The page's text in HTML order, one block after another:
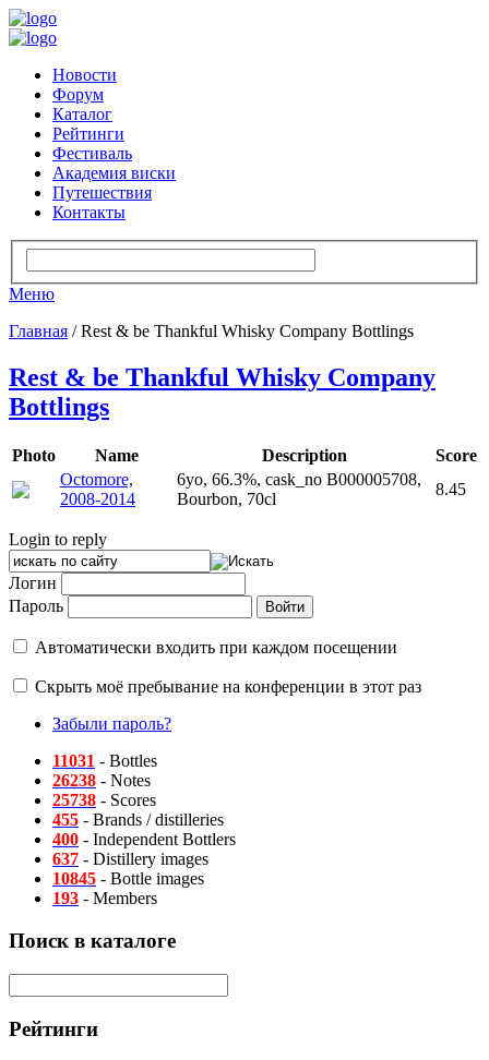
Новости
Форум
Каталог
Рейтинги
Фестиваль
Академия виски
Путешествия
Контакты
Меню
Главная / Rest & be Thankful Whisky Company Bottlings
Rest & be Thankful Whisky Company
Bottlings
Photo Name Description
Score
Octomore,
2008-2014
6yo, 66.3%, cask_no B000005708,
Bourbon, 70cl
8.45
Login to reply
Логин
Пароль
Автоматически входить при каждом посещении
Скрыть моё пребывание на конференции в этот раз
Забыли пароль?
11031 - Bottles
26238 - Notes
25738 - Scores
455 - Brands / distilleries
400 - Independent Bottlers
637 - Distillery images
10845 - Bottle images
193 - Members
Поиск в каталоге
Рейтинги